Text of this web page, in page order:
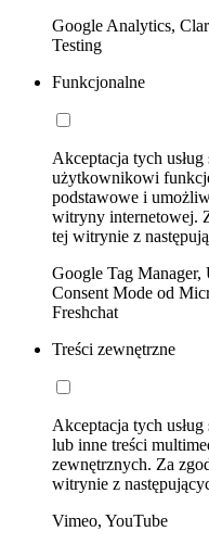
Google Analytics,
Testing
Funkcjonalne
Akceptacja tych
użytkownikowi
podstawowe i
witryny internetowej.
tej witrynie z
Google Tag
Consent Mode od
Freshchat
Treści zewnętrzne
Akceptacja tych
lub inne treści
zewnętrznych. Za
witrynie z
Vimeo, YouTube